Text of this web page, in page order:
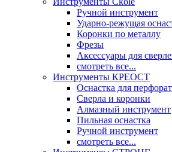
Ручной инструмент
Ударно‑режущая
Коронки по металлу
Фрезы
Аксессуары для
смотреть все...
Инструменты КРЕОСТ
Оснастка для
Сверла и коронки
Алмазный инструмент
Пильная оснастка
Ручной инструмент
смотреть все...